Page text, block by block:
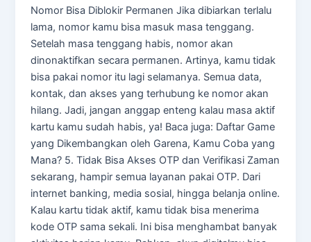
Nomor Bisa Diblokir Permanen Jika dibiarkan terlalu
lama, nomor kamu bisa masuk masa tenggang.
Setelah masa tenggang habis, nomor akan
dinonaktifkan secara permanen. Artinya, kamu tidak
bisa pakai nomor itu lagi selamanya. Semua data,
kontak, dan akses yang terhubung ke nomor akan
hilang. Jadi, jangan anggap enteng kalau masa aktif
kartu kamu sudah habis, ya! Baca juga: Daftar Game
yang Dikembangkan oleh Garena, Kamu Coba yang
Mana? 5. Tidak Bisa Akses OTP dan Verifikasi Zaman
sekarang, hampir semua layanan pakai OTP. Dari
internet banking, media sosial, hingga belanja online.
Kalau kartu tidak aktif, kamu tidak bisa menerima
kode OTP sama sekali. Ini bisa menghambat banyak